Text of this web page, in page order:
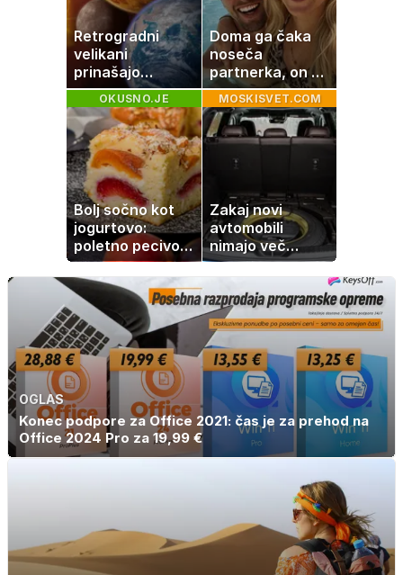
Retrogradni
velikani
prinašajo
pomembne
premike – kaj
pomeni, da so
Saturn, Neptun
in Pluton hkrati
retrogradni?
Doma ga čaka
noseča
partnerka, on pa
dopustuje z
drugo
OKUSNO.JE
Bolj sočno kot
jogurtovo:
poletno pecivo,
ki vedno uspe
MOSKISVET.COM
Zakaj novi
avtomobili
nimajo več
rezervne gume?
OGLAS
Konec podpore za Office 2021: čas je za prehod na
Office 2024 Pro za 19,99 €